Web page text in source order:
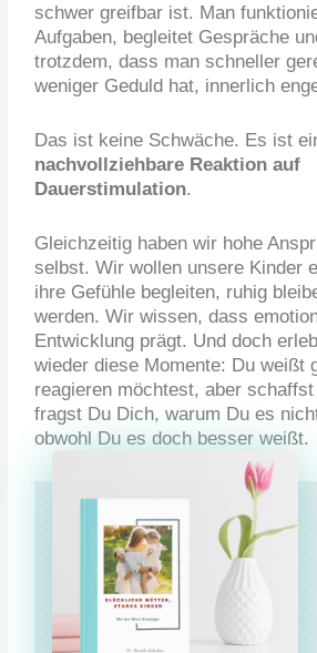
schwer greifbar ist. Man
Aufgaben, begleitet Gespräche
trotzdem, dass man schneller
weniger Geduld hat, innerlich
Das ist keine Schwäche. Es ist
nachvollziehbare Reaktion auf
Dauerstimulation.
Gleichzeitig haben wir hohe
selbst. Wir wollen unsere Kinder
ihre Gefühle begleiten, ruhig
werden. Wir wissen, dass
Entwicklung prägt. Und doch
wieder diese Momente: Du weißt
reagieren möchtest, aber
fragst Du Dich, warum Du es
obwohl Du es doch besser weißt.